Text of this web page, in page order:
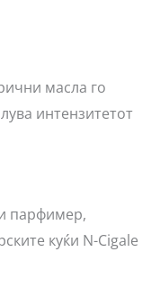
масла го
интензитетот
парфимер,
куќи N-Cigale